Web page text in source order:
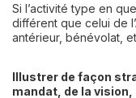
Si l’activité type en
différent que celui de
Illustrer de façon
mandat, de la